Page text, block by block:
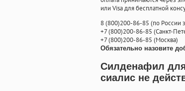
или Visa для бесплатной
8(800)200-86-85 (по России
+7(800)200-86-85 (Санкт-
+7(800)200-86-85 (Москва)
Обязательно назовите
Силденафил
сиалис не